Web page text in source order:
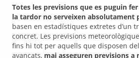
Totes les previsions que es puguin
la tardor no serveixen absolutament
basen en estadístiques extretes d’un
concret. Les previsions
fins hi tot per aquells que disposen
avançats, mai asseguren previsions a